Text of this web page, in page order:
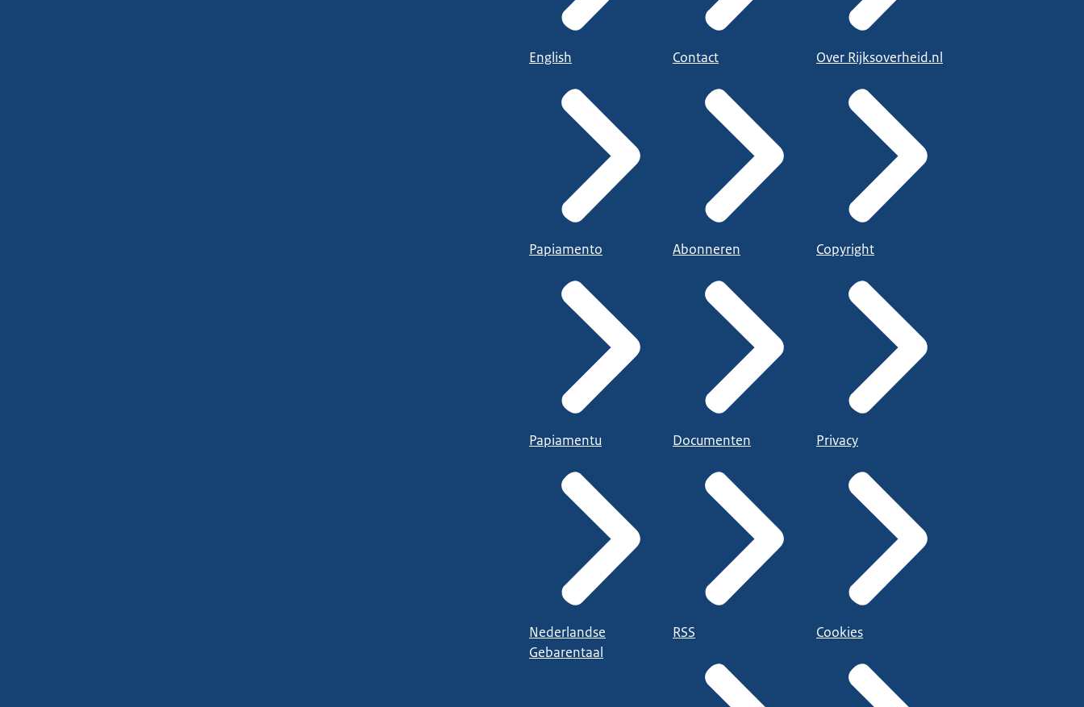
English
Papiamento
Papiamentu
Nederlandse
Gebarentaal
Contact
Abonneren
Documenten
RSS
Over Rijksoverheid.nl
Copyright
Privacy
Cookies